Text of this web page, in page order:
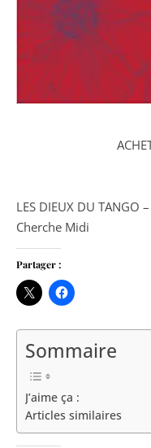
LES DIEUX DU
Cherche Midi
Partager :
Sommaire
J’aime ça :
Articles similaires